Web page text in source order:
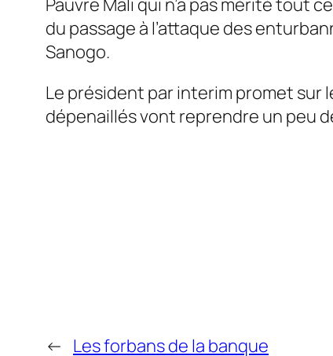
du passage à l’attaque des
Sanogo.
Le président par interim promet sur
dépenaillés vont reprendre un peu
← Les forbans de la banque